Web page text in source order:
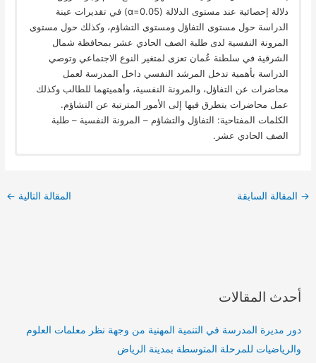
دلالة إحصائية عند مستوى الدلالة (α=0.05) في تقديرات عينة
الدراسة حول مستوى التفاؤل ومستوى التشاؤم، وكذلك حول مستوى
المرونة النفسية لدى طلبة الصف الحادي عشر بمحافظة شمال
الشرقية في سلطنة عُمان تعزى لمتغير النوع الاجتماعي وتوصي
الدراسة بأهمية تدخل المرشد النفسي داخل المدرسة لعمل
محاضرات عن التفاؤل، والمرونة النفسية، وأهميتهما للطالب وكذلك
عمل محاضرات يتطرق فيها إلى الأمور المترتبة عن التشاؤم.
الكلمات المفتاحية: التفاؤل والتشاؤم – المرونة النفسية – طلبة
الصف الحادي عشر.
→ المقالة السابقة المقالة التالية ←
أحدث المقالات
دور مديرة المدرسة في التنمية المهنية من وجهة نظر معلمات العلوم
والرياضيات للمرحلة المتوسطة بمدينة الرياض